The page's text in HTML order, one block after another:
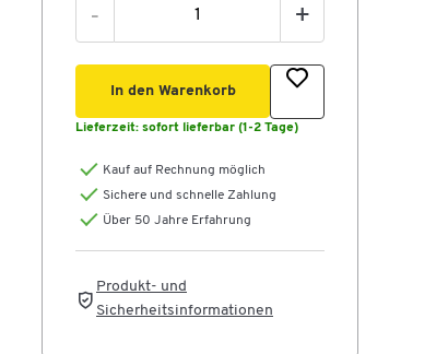
- +
In den Warenkorb
Lieferzeit: sofort lieferbar (1-2 Tage)
Kauf auf Rechnung möglich
Sichere und schnelle Zahlung
Über 50 Jahre Erfahrung
Produkt- und
Sicherheitsinformationen